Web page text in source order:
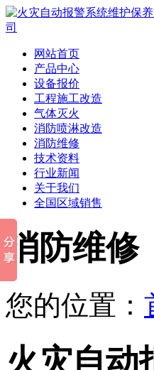
网站首页
产品中心
设备报价
工程施工改造
气体灭火
消防喷淋改造
消防维修
技术资料
行业新闻
关于我们
全国区域销售
消防维修
您的位置：
火灾自动